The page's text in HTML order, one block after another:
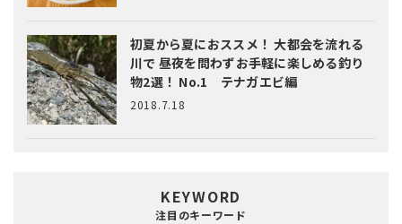
初夏から夏におススメ！ 大都会を流れる
川で 昼夜を問わずお手軽に楽しめる釣り
物2選！ No.1 テナガエビ編
2018.7.18
KEYWORD
注目のキーワード